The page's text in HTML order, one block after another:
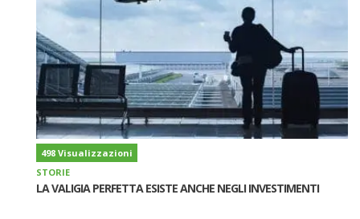
498 Visualizzazioni
STORIE
LA VALIGIA PERFETTA ESISTE ANCHE NEGLI INVESTIMENTI